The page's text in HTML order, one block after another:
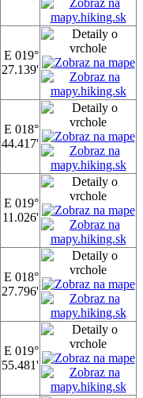
E 019°
27.139'
E 018°
44.417'
E 019°
11.026'
E 018°
27.796'
E 019°
55.481'